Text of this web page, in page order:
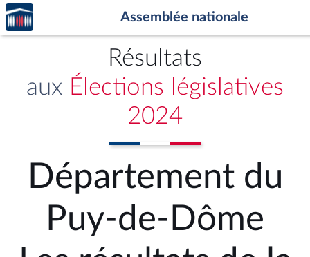
Aller au contenu
Aller en bas de la page
Accèder
à la
page
Assemblée nationale
Résultats
aux Élections législatives
2024
Département du
Puy-de-Dôme